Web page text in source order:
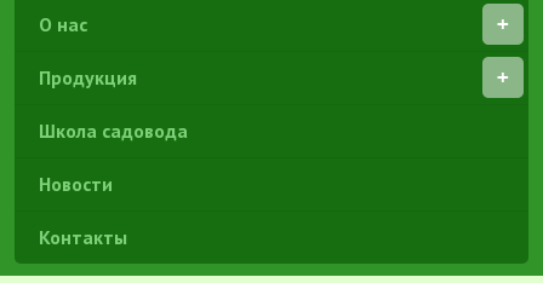
О нас
Продукция
Школа садовода
Новости
Контакты